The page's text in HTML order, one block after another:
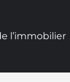
l’immobilier